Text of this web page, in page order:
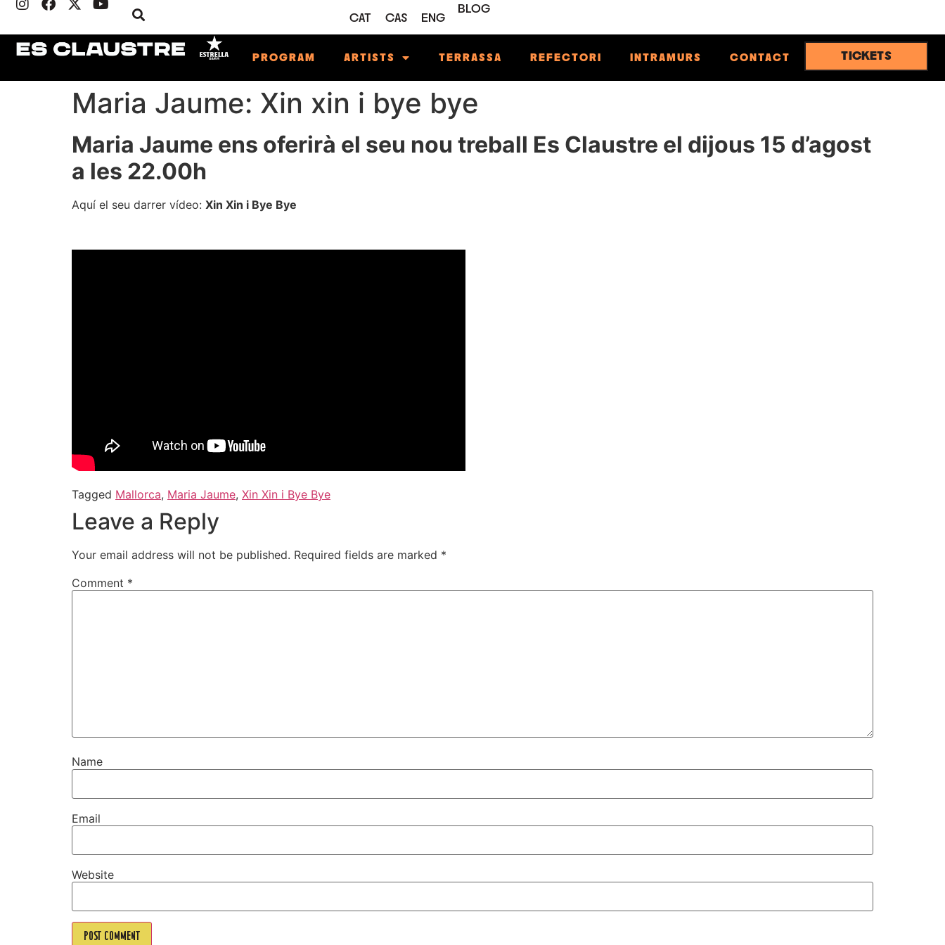
CAT CAS ENG
BLOG
PROGRAM ARTISTS TERRASSA REFECTORI INTRAMURS CONTACT TICKETS
Maria Jaume: Xin xin i bye bye
Maria Jaume ens oferirà el seu nou treball Es Claustre el dijous 15 d’agost
a les 22.00h
Aquí el seu darrer vídeo: Xin Xin i Bye Bye
Tagged Mallorca, Maria Jaume, Xin Xin i Bye Bye
Leave a Reply
Your email address will not be published. Required fields are marked *
Comment *
Name
Email
Website